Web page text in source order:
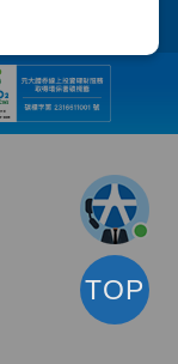
TOP